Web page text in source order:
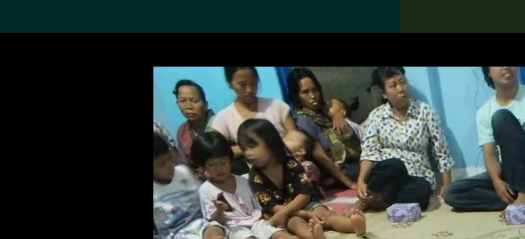
搜索M+藏品 Search the Collection
19,052項結果